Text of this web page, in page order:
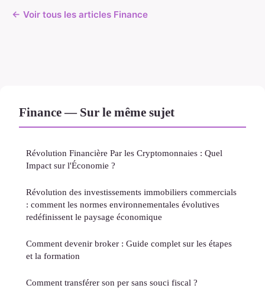
← Voir tous les articles Finance
Finance — Sur le même sujet
Révolution Financière Par les Cryptomonnaies : Quel
Impact sur l'Économie ?
Révolution des investissements immobiliers commercials
: comment les normes environnementales évolutives
redéfinissent le paysage économique
Comment devenir broker : Guide complet sur les étapes
et la formation
Comment transférer son per sans souci fiscal ?